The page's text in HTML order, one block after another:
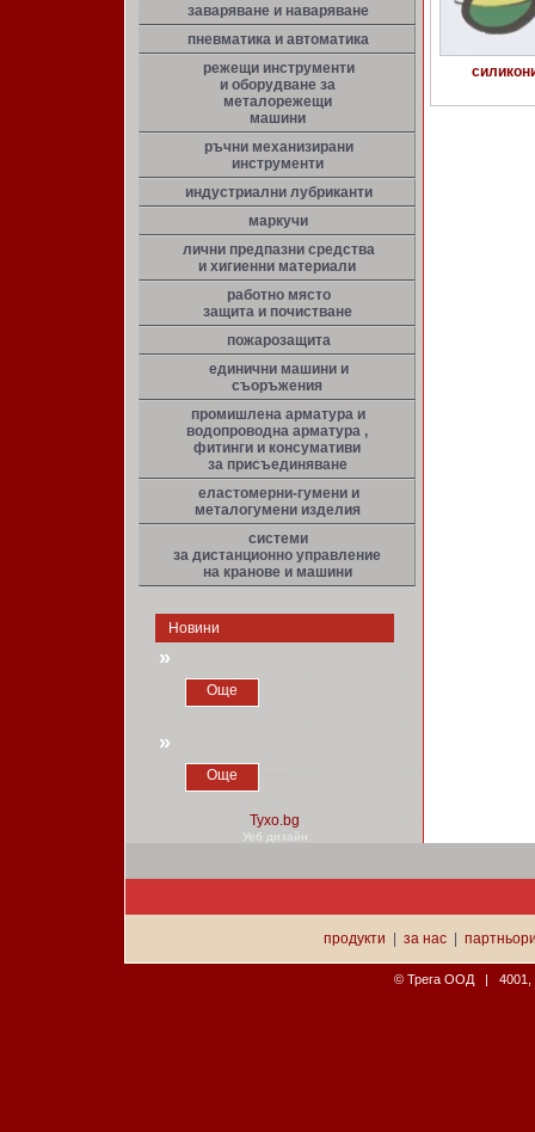
заваряване и наваряване
пневматика и автоматика
режещи инструменти
и оборудване за
металорежещи
машини
ръчни механизирани
инструменти
индустриални лубриканти
маркучи
лични предпазни средства
и хигиенни материали
работно място
защита и почистване
пожарозащита
единични машини и
съоръжения
промишлена арматура и
водопроводна арматура ,
фитинги и консумативи
за присъединяване
еластомерни-гумени и
металогумени изделия
системи
за дистанционно управление
на кранове и машини
Новини
»
Още
»
Още
Уеб дизайн
продукти за нас|
© Трега ООД | 4001,